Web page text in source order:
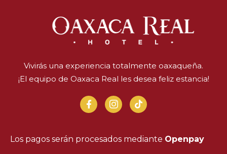
Vivirás una experiencia totalmente oaxaqueña.
¡El equipo de Oaxaca Real les desea feliz estancia!
Los pagos serán procesados mediante Openpay